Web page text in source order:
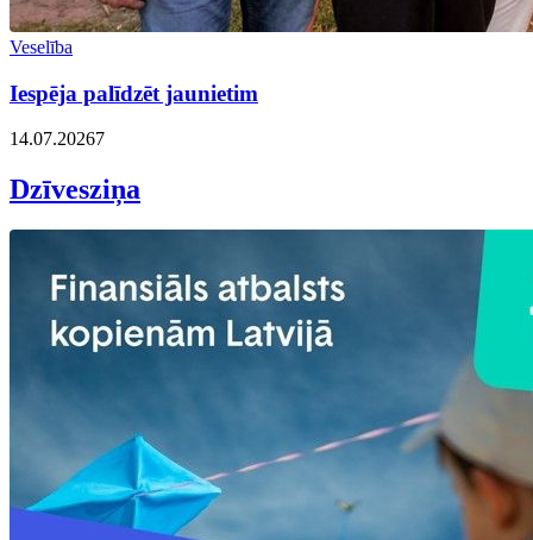
Veselība
Iespēja palīdzēt jaunietim
14.07.20267
Dzīvesziņa